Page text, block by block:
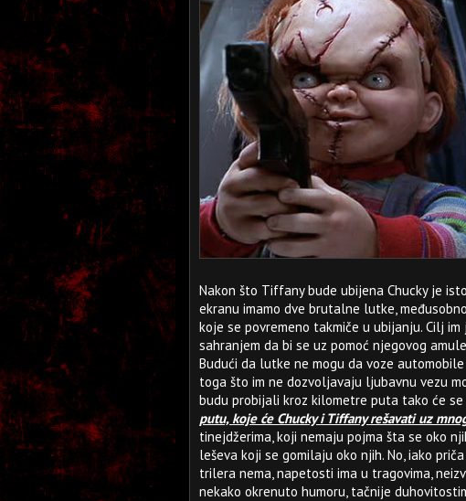
Nakon što Tiffany bude ubijena Chucky je
ekranu imamo dve brutalne lutke,
koje se povremeno takmiče u ubijanju. Cilj
sahranjem da bi se uz pomoć njegovog
Budući da lutke ne mogu da voze
toga što im ne dozvoljavaju ljubavnu vezu
budu probijali kroz kilometre puta tako će se
putu, koje će Chucky i Tiffany rešavati uz
tinejdžerima, koji nemaju pojma šta se oko
leševa koji se gomilaju oko njih. No, iako
trilera nema, napetosti ima u tragovima,
nekako okrenuto humoru, tačnije